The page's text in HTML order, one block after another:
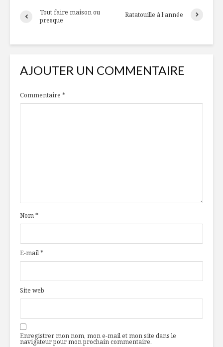
Tout faire maison ou
presque
Ratatouille à l’année
AJOUTER UN COMMENTAIRE
Commentaire *
Nom*
E-mail*
Site web
Enregistrer mon nom, mon e-mail et mon site dans le
navigateur pour mon prochain commentaire.